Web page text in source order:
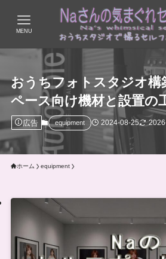
MENU
おうちフォトスタジオ構
ペース向け機材と設置の
広告 equipment 2024-08-25
ホーム equipment